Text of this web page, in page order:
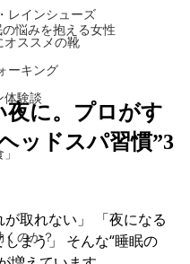
レインシューズ
オススメの靴
ーキング
体験談
」
くのか？
悩みを抱える女性
夜に。プロがす
ッドスパ習慣”3
取れない」 「夜になる
まう」 そんな“睡眠の